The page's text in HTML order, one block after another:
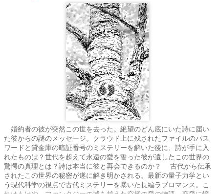
婚約者の彼が突然この世を去った。絶望のどん底にいた詩に届い
た彼からの謎のメッセージ。クラウド上に残されたファイルのパス
ワードと貸金庫の暗証番号のミステリーを解いた後に、詩が手に入
れたものは？世代を超えて永遠の愛を誓った彼が遺したこの世界の
驚愕の真理とは？詩は本当に彼と再会できるのか？ 古代から伝承
されたこの世界の秘密が遂に解き明かされる。最新の量子力学とい
う現代科学の視点で古代ミステリーを暴いた長編ラブロマンス。こ